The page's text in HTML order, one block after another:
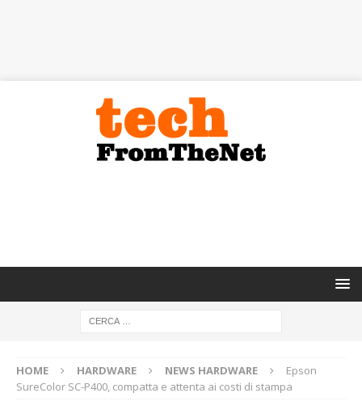
HOME HARDWARE NEWS HARDWARE
Epson
SureColor SC-P400, compatta e attenta ai costi di stampa